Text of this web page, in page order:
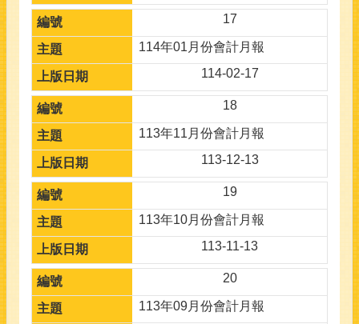
17
114年01月份會計月報
114-02-17
18
113年11月份會計月報
113-12-13
19
113年10月份會計月報
113-11-13
20
113年09月份會計月報